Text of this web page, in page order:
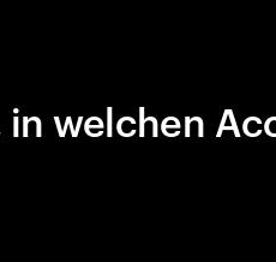
in welchen